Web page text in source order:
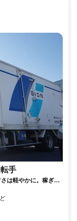
手
は軽やかに。稼ぎは